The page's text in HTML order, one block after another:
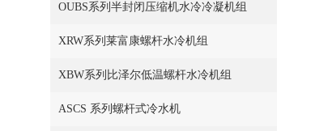
OUBS系列半封闭压缩机水冷冷凝机组
XRW系列莱富康螺杆水冷机组
XBW系列比泽尔低温螺杆水冷机组
ASCS 系列螺杆式冷水机